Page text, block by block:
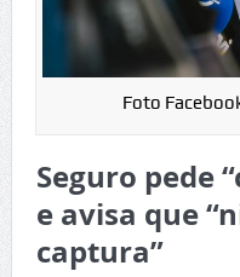
Foto
Seguro pede
e avisa que
captura”